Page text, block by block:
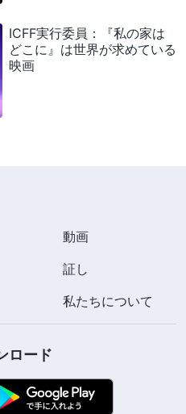
ICFF実行委員：『私の家は
どこに』は世界が求めている
映画
動画
証し
私たちについて
ロード